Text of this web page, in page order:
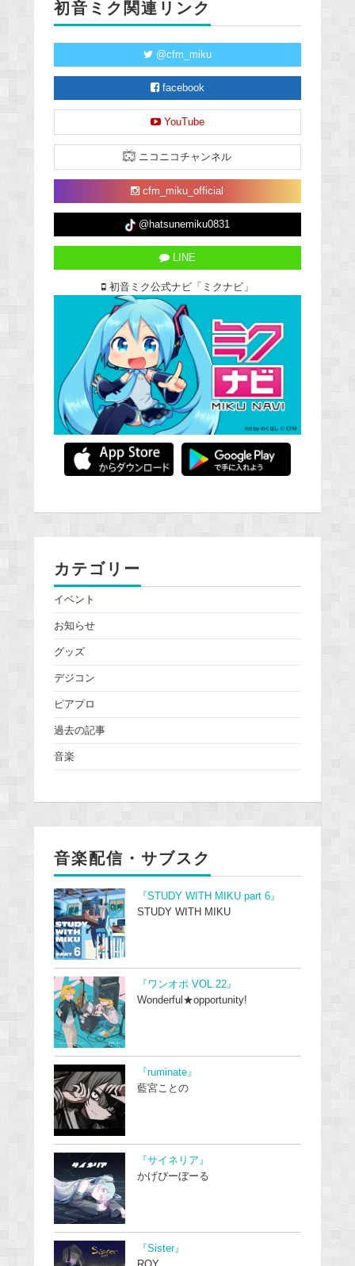
初音ミク関連リンク
@cfm_miku
facebook
YouTube
ニコニコチャンネル
cfm_miku_official
@hatsunemiku0831
LINE
初音ミク公式ナビ「ミクナビ」
カテゴリー
イベント
お知らせ
グッズ
デジコン
ピアプロ
過去の記事
音楽
音楽配信・サブスク
『STUDY WITH MIKU part 6』
STUDY WITH MIKU
『ワンオポ VOL.22』
Wonderful★opportunity!
『ruminate』
藍宮ことの
『サイネリア』
かげぴーぼーる
『Sister』